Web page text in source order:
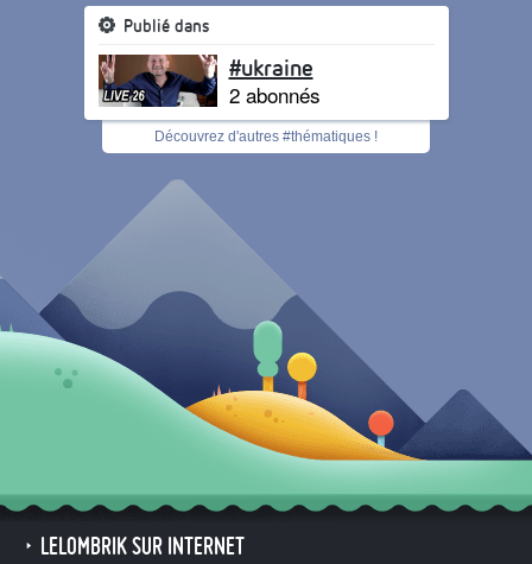
Publié dans
#ukraine
2 abonnés
Découvrez d'autres #thématiques !
LELOMBRIK SUR INTERNET